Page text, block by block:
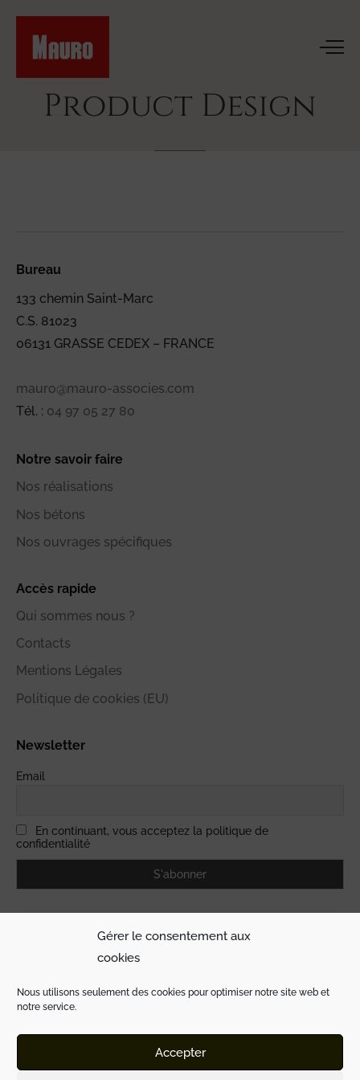
Gérer le consentement aux
cookies
Nous utilisons seulement des cookies pour optimiser notre site web et
notre service.
Accepter
Product Design
Bureau
133 chemin Saint-Marc
C.S. 81023
06131 GRASSE CEDEX – FRANCE
mauro@mauro-associes.com
Tél. : 04 97 05 27 80
Notre savoir faire
Nos réalisations
Nos bétons
Nos ouvrages spécifiques
Accès rapide
Qui sommes nous ?
Contacts
Mentions Légales
Politique de cookies (EU)
Newsletter
Email
En continuant, vous acceptez la politique de
confidentialité